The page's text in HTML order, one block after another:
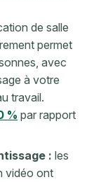
de salle
permet
avec
à votre
travail.
% par rapport
: les
vidéo ont